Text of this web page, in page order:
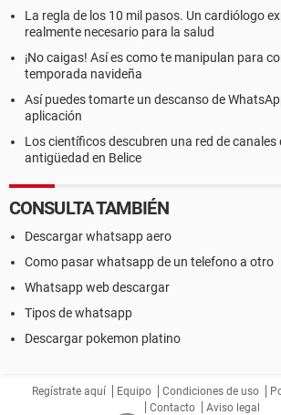
La regla de los 10 mil pasos. Un cardiólogo
realmente necesario para la salud
¡No caigas! Así es como te manipulan para
temporada navideña
Así puedes tomarte un descanso de
aplicación
Los científicos descubren una red de canales
antigüedad en Belice
CONSULTA TAMBIÉN
Descargar whatsapp aero
Como pasar whatsapp de un telefono a otro
Whatsapp web descargar
Tipos de whatsapp
Descargar pokemon platino
Regístrate aquí Equipo Condiciones de uso
Contacto
Aviso legal